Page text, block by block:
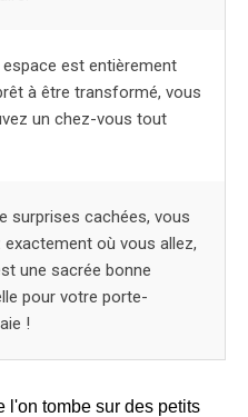
est entièrement
à être transformé, vous
un chez-vous tout
surprises cachées, vous
exactement où vous allez,
une sacrée bonne
pour votre porte-
!
l'on tombe sur des petits